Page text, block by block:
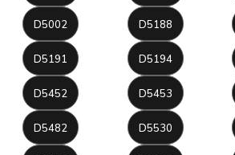
D5002 D5188
D5191 D5194
D5452 D5453
D5482 D5530